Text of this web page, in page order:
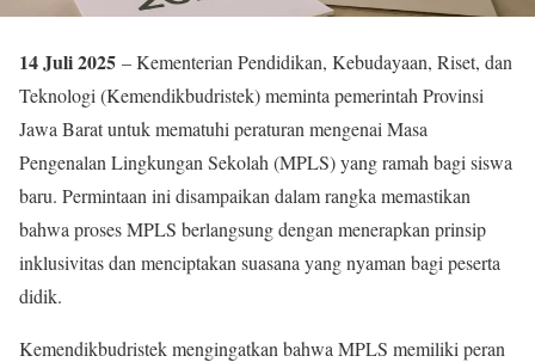
14 Juli 2025 – Kementerian Pendidikan, Kebudayaan, Riset, dan
Teknologi (Kemendikbudristek) meminta pemerintah Provinsi
Jawa Barat untuk mematuhi peraturan mengenai Masa
Pengenalan Lingkungan Sekolah (MPLS) yang ramah bagi siswa
baru. Permintaan ini disampaikan dalam rangka memastikan
bahwa proses MPLS berlangsung dengan menerapkan prinsip
inklusivitas dan menciptakan suasana yang nyaman bagi peserta
didik.
Kemendikbudristek mengingatkan bahwa MPLS memiliki peran